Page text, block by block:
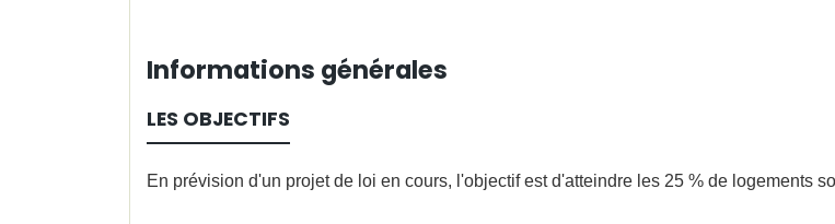
Informations générales
LES OBJECTIFS
En prévision d'un projet de loi en cours, l'objectif est d'atteindre les 25 % de logements